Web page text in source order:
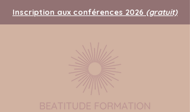
Inscription aux conférences 2026 (gratuit)